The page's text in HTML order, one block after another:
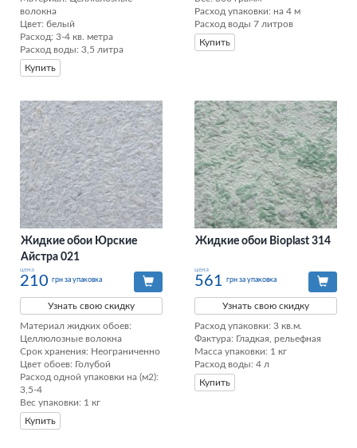
волокна
Цвет: белый
Расход: 3-4 кв. метра
Расход воды: 3,5 литра
Купить
Расход упаковки: на 4 м
Расход воды 7 литров
Купить
Жидкие обои Юрские
Айстра 021
цена
210 грн за упаковка
Узнать свою скидку
Материал жидких обоев:
Целлюлозные волокна
Срок хранения: Неограниченно
Цвет обоев: Голубой
Расход одной упаковки на (м2):
3,5-4
Вес упаковки: 1 кг
Купить
Жидкие обои Bioplast 314
цена
561 грн за упаковка
Узнать свою скидку
Расход упаковки: 3 кв.м.
Фактура: Гладкая, рельефная
Масса упаковки: 1 кг
Расход воды: 4 л
Купить